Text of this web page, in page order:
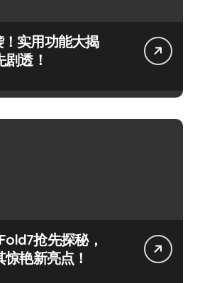
实用功能大揭
透！
抢先探秘，
艳新亮点！